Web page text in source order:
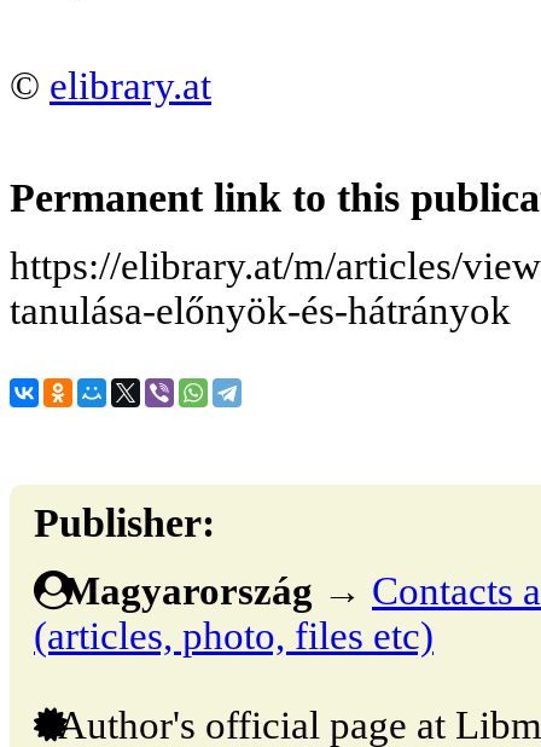
© elibrary.at
Permanent link to this
https://elibrary.at/m/articles/
tanulása-előnyök-és-hátrányok
Publisher:
Magyarország → Contacts
(articles, photo, files etc)
Author's official page at